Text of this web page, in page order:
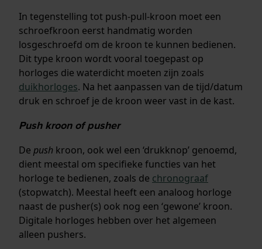
In tegenstelling tot push-pull-kroon moet een
schroefkroon eerst handmatig worden
losgeschroefd om de kroon te kunnen bedienen.
Dit type kroon wordt vooral toegepast op
horloges die waterdicht moeten zijn zoals
duikhorloges. Na het aanpassen van de tijd/datum
druk en schroef je de kroon weer vast in de kast.
Push kroon of pusher
De push kroon, ook wel een ‘drukknop’ genoemd,
dient meestal om specifieke functies van het
horloge te bedienen, zoals de chronograaf
(stopwatch). Meestal heeft een analoog horloge
naast de pusher(s) ook nog een ‘gewone’ kroon.
Digitale horloges hebben over het algemeen
alleen pushers.